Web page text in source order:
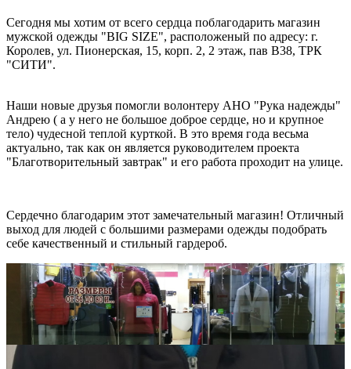
Сегодня мы хотим от всего сердца поблагодарить магазин
мужской одежды "BIG SIZE", расположеный по адресу: г.
Королев, ул. Пионерская, 15, корп. 2, 2 этаж, пав В38, ТРК
"СИТИ".
Наши новые друзья помогли волонтеру АНО "Рука надежды"
Андрею ( а у него не большое доброе сердце, но и крупное
тело) чудесной теплой курткой. В это время года весьма
актуально, так как он является руководителем проекта
"Благотворительный завтрак" и его работа проходит на улице.
Сердечно благодарим этот замечательный магазин! Отличный
выход для людей с большими размерами одежды подобрать
себе качественный и стильный гардероб.